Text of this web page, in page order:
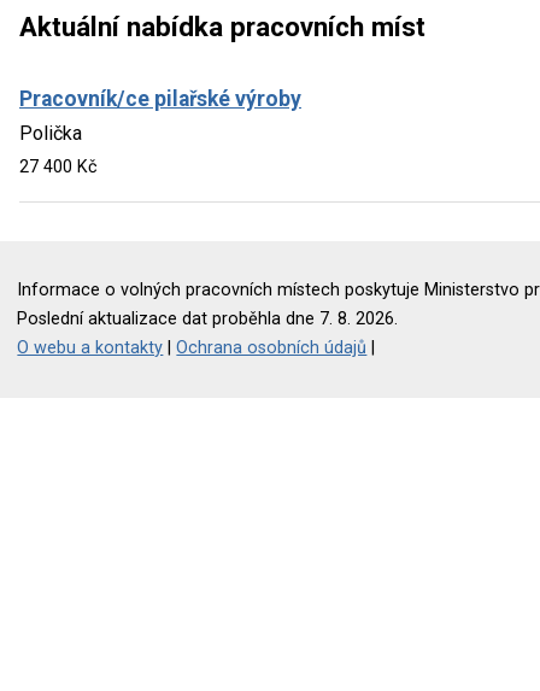
Aktuální nabídka pracovních míst
Pracovník/ce pilařské výroby
Polička
27 400 Kč
Informace o volných pracovních místech poskytuje Ministerstvo
Poslední aktualizace dat proběhla dne 7. 8. 2026.
O webu a kontakty |Ochrana osobních údajů